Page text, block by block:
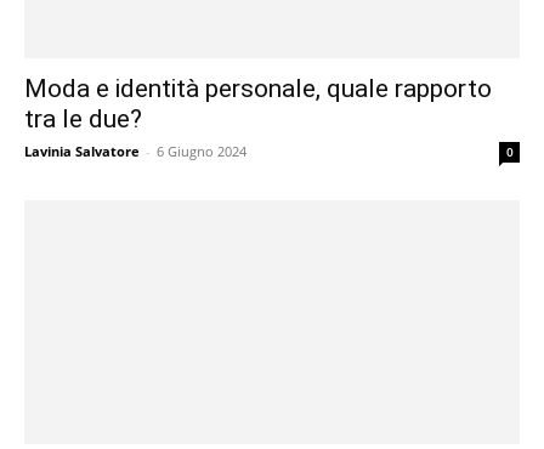
Moda e identità personale, quale rapporto
tra le due?
Lavinia Salvatore - 6 Giugno 2024 0